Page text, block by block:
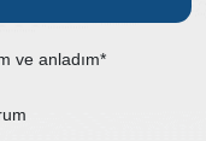
ve anladım*